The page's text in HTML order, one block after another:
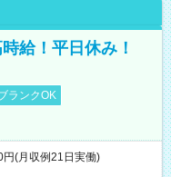
給！平日休み！
ランクOK
(月収例21日実働)